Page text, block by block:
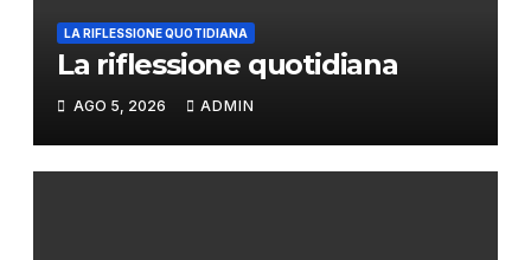
LA RIFLESSIONE QUOTIDIANA
La riflessione quotidiana
AGO 5, 2026 ADMIN